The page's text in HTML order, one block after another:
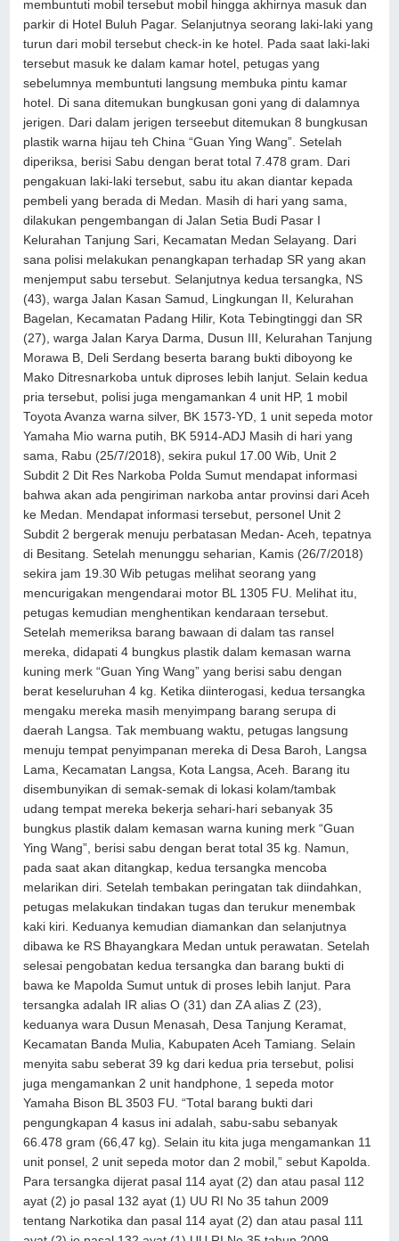
membuntuti mobil tersebut mobil hingga akhirnya masuk dan
parkir di Hotel Buluh Pagar. Selanjutnya seorang laki-laki yang
turun dari mobil tersebut check-in ke hotel. Pada saat laki-laki
tersebut masuk ke dalam kamar hotel, petugas yang
sebelumnya membuntuti langsung membuka pintu kamar
hotel. Di sana ditemukan bungkusan goni yang di dalamnya
jerigen. Dari dalam jerigen terseebut ditemukan 8 bungkusan
plastik warna hijau teh China “Guan Ying Wang”. Setelah
diperiksa, berisi Sabu dengan berat total 7.478 gram. Dari
pengakuan laki-laki tersebut, sabu itu akan diantar kepada
pembeli yang berada di Medan. Masih di hari yang sama,
dilakukan pengembangan di Jalan Setia Budi Pasar I
Kelurahan Tanjung Sari, Kecamatan Medan Selayang. Dari
sana polisi melakukan penangkapan terhadap SR yang akan
menjemput sabu tersebut. Selanjutnya kedua tersangka, NS
(43), warga Jalan Kasan Samud, Lingkungan II, Kelurahan
Bagelan, Kecamatan Padang Hilir, Kota Tebingtinggi dan SR
(27), warga Jalan Karya Darma, Dusun III, Kelurahan Tanjung
Morawa B, Deli Serdang beserta barang bukti diboyong ke
Mako Ditresnarkoba untuk diproses lebih lanjut. Selain kedua
pria tersebut, polisi juga mengamankan 4 unit HP, 1 mobil
Toyota Avanza warna silver, BK 1573-YD, 1 unit sepeda motor
Yamaha Mio warna putih, BK 5914-ADJ Masih di hari yang
sama, Rabu (25/7/2018), sekira pukul 17.00 Wib, Unit 2
Subdit 2 Dit Res Narkoba Polda Sumut mendapat informasi
bahwa akan ada pengiriman narkoba antar provinsi dari Aceh
ke Medan. Mendapat informasi tersebut, personel Unit 2
Subdit 2 bergerak menuju perbatasan Medan- Aceh, tepatnya
di Besitang. Setelah menunggu seharian, Kamis (26/7/2018)
sekira jam 19.30 Wib petugas melihat seorang yang
mencurigakan mengendarai motor BL 1305 FU. Melihat itu,
petugas kemudian menghentikan kendaraan tersebut.
Setelah memeriksa barang bawaan di dalam tas ransel
mereka, didapati 4 bungkus plastik dalam kemasan warna
kuning merk “Guan Ying Wang” yang berisi sabu dengan
berat keseluruhan 4 kg. Ketika diinterogasi, kedua tersangka
mengaku mereka masih menyimpang barang serupa di
daerah Langsa. Tak membuang waktu, petugas langsung
menuju tempat penyimpanan mereka di Desa Baroh, Langsa
Lama, Kecamatan Langsa, Kota Langsa, Aceh. Barang itu
disembunyikan di semak-semak di lokasi kolam/tambak
udang tempat mereka bekerja sehari-hari sebanyak 35
bungkus plastik dalam kemasan warna kuning merk “Guan
Ying Wang”, berisi sabu dengan berat total 35 kg. Namun,
pada saat akan ditangkap, kedua tersangka mencoba
melarikan diri. Setelah tembakan peringatan tak diindahkan,
petugas melakukan tindakan tugas dan terukur menembak
kaki kiri. Keduanya kemudian diamankan dan selanjutnya
dibawa ke RS Bhayangkara Medan untuk perawatan. Setelah
selesai pengobatan kedua tersangka dan barang bukti di
bawa ke Mapolda Sumut untuk di proses lebih lanjut. Para
tersangka adalah IR alias O (31) dan ZA alias Z (23),
keduanya wara Dusun Menasah, Desa Tanjung Keramat,
Kecamatan Banda Mulia, Kabupaten Aceh Tamiang. Selain
menyita sabu seberat 39 kg dari kedua pria tersebut, polisi
juga mengamankan 2 unit handphone, 1 sepeda motor
Yamaha Bison BL 3503 FU. “Total barang bukti dari
pengungkapan 4 kasus ini adalah, sabu-sabu sebanyak
66.478 gram (66,47 kg). Selain itu kita juga mengamankan 11
unit ponsel, 2 unit sepeda motor dan 2 mobil,” sebut Kapolda.
Para tersangka dijerat pasal 114 ayat (2) dan atau pasal 112
ayat (2) jo pasal 132 ayat (1) UU RI No 35 tahun 2009
tentang Narkotika dan pasal 114 ayat (2) dan atau pasal 111